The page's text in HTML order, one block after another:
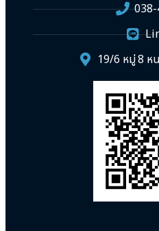
19/6 หมู่ 8 ห